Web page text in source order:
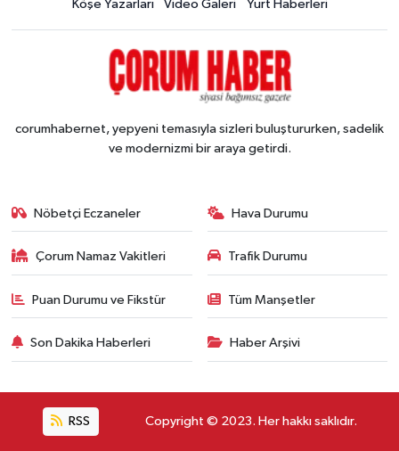
Köşe Yazarları
Video Galeri Yurt Haberleri
corumhabernet, yepyeni temasıyla sizleri buluştururken, sadelik
ve modernizmi bir araya getirdi.
Nöbetçi Eczaneler Hava Durumu
Çorum Namaz Vakitleri Trafik Durumu
Puan Durumu ve Fikstür Tüm Manşetler
Son Dakika Haberleri Haber Arşivi
RSS Copyright © 2023. Her hakkı saklıdır.